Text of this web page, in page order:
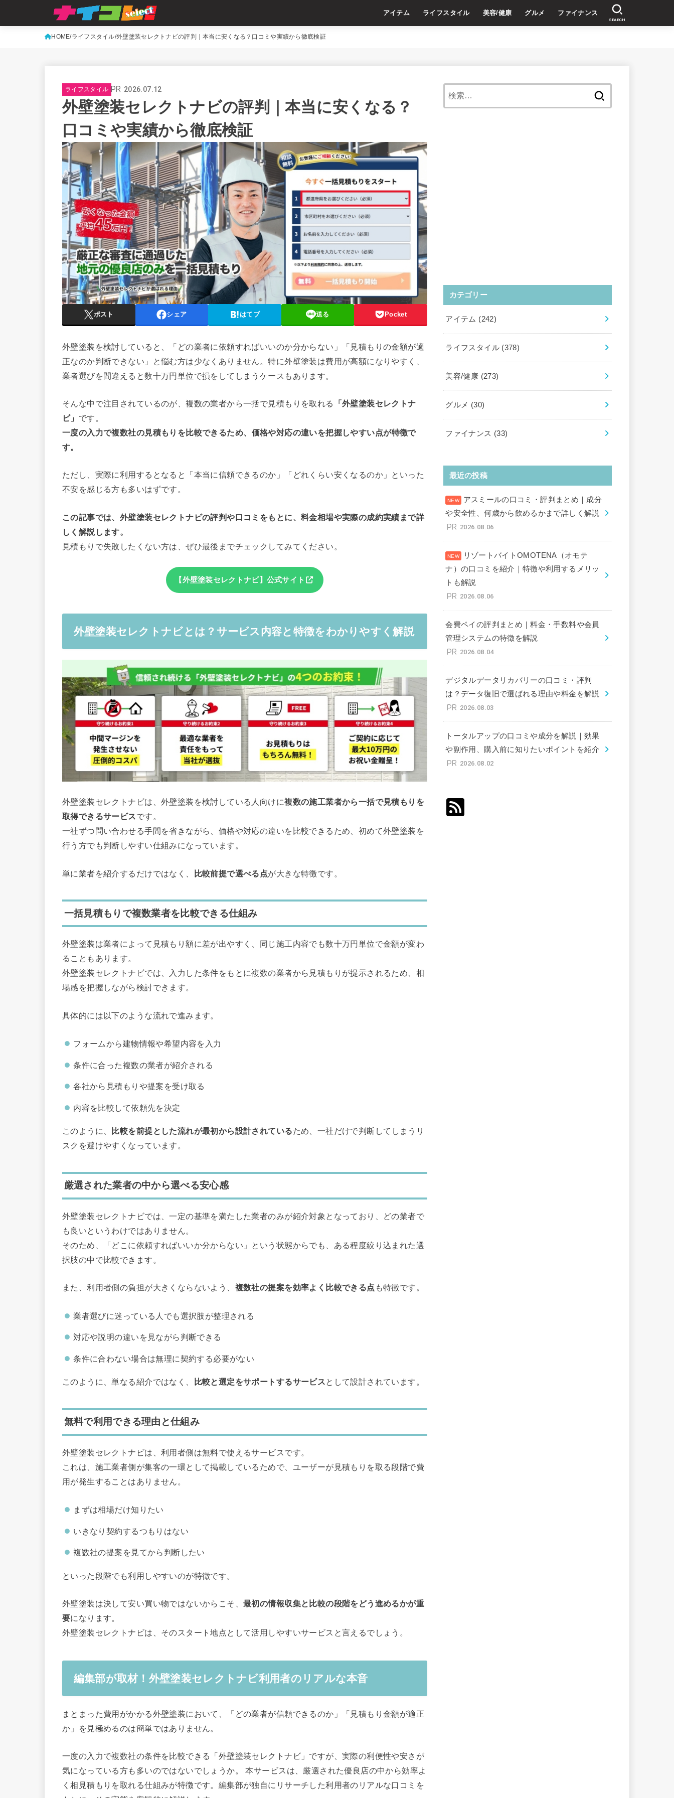
アイテム ライフスタイル 美容/健康 グルメ ファイナンス
SEARCH
HOME ライフスタイル 外壁塗装セレクトナビの評判｜本当に安くなる？口コミや実績から徹底検証
ライフスタイル 2026.07.12
外壁塗装セレクトナビの評判｜本当に安くなる？
口コミや実績から徹底検証
ポスト シェア はてブ 送る Pocket
外壁塗装を検討していると、「どの業者に依頼すればいいのか分からない」「見積もりの金額が適
正なのか判断できない」と悩む方は少なくありません。特に外壁塗装は費用が高額になりやすく、
業者選びを間違えると数十万円単位で損をしてしまうケースもあります。
そんな中で注目されているのが、複数の業者から一括で見積もりを取れる
「外壁塗装セレクトナ
ビ」 です。
一度の入力で複数社の見積もりを比較できるため、 価格や対応の違いを把握しやすい点が特徴で
す。
ただし、実際に利用するとなると「本当に信頼できるのか」「どれくらい安くなるのか」といった
不安を感じる方も多いはずです。
この記事では、外壁塗装セレクトナビの評判や口コミをもとに、料金相場や実際の成約実績まで詳
しく解説します。
見積もりで失敗したくない方は、ぜひ最後までチェックしてみてください。
【外壁塗装セレクトナビ】公式サイト
外壁塗装セレクトナビとは？サービス内容と特徴をわかりやすく解説
外壁塗装セレクトナビは、外壁塗装を検討している人向けに複数の施工業者から一括で見積もりを
取得できるサービスです。
一社ずつ問い合わせる手間を省きながら、価格や対応の違いを比較できるため、初めて外壁塗装を
行う方でも判断しやすい仕組みになっています。
単に業者を紹介するだけではなく、 比較前提で選べる点が大きな特徴です。
一括見積もりで複数業者を比較できる仕組み
外壁塗装は業者によって見積もり額に差が出やすく、同じ施工内容でも数十万円単位で金額が変わ
ることもあります。
外壁塗装セレクトナビでは、入力した条件をもとに複数の業者から見積もりが提示されるため、相
場感を把握しながら検討できます。
具体的には以下のような流れで進みます。
フォームから建物情報や希望内容を入力
条件に合った複数の業者が紹介される
各社から見積もりや提案を受け取る
内容を比較して依頼先を決定
このように、 比較を前提とした流れが最初から設計されているため、一社だけで判断してしまうリ
スクを避けやすくなっています。
厳選された業者の中から選べる安心感
外壁塗装セレクトナビでは、一定の基準を満たした業者のみが紹介対象となっており、どの業者で
も良いというわけではありません。
そのため、「どこに依頼すればいいか分からない」という状態からでも、ある程度絞り込まれた選
択肢の中で比較できます。
また、利用者側の負担が大きくならないよう、 複数社の提案を効率よく比較できる点 も特徴です。
業者選びに迷っている人でも選択肢が整理される
対応や説明の違いを見ながら判断できる
条件に合わない場合は無理に契約する必要がない
このように、単なる紹介ではなく、 比較と選定をサポートするサービスとして設計されています。
無料で利用できる理由と仕組み
外壁塗装セレクトナビは、利用者側は無料で使えるサービスです。
これは、施工業者側が集客の一環として掲載しているためで、ユーザーが見積もりを取る段階で費
用が発生することはありません。
まずは相場だけ知りたい
いきなり契約するつもりはない
複数社の提案を見てから判断したい
といった段階でも利用しやすいのが特徴です。
外壁塗装は決して安い買い物ではないからこそ、最初の情報収集と比較の段階をどう進めるかが重
要になります。
外壁塗装セレクトナビは、そのスタート地点として活用しやすいサービスと言えるでしょう。
編集部が取材！外壁塗装セレクトナビ利用者のリアルな本音
まとまった費用がかかる外壁塗装において、「どの業者が信頼できるのか」「見積もり金額が適正
か」を見極めるのは簡単ではありません。
一度の入力で複数社の条件を比較できる「外壁塗装セレクトナビ」ですが、実際の利便性や安さが
気になっている方も多いのではないでしょうか。 本サービスは、厳選された優良店の中から効率よ
く相見積もりを取れる仕組みが特徴です。編集部が独自にリサーチした利用者のリアルな口コミを
カテゴリー
アイテム (242)
ライフスタイル (378)
美容/健康 (273)
グルメ (30)
ファイナンス (33)
最近の投稿
アスミールの口コミ・評判まとめ｜成分
や安全性、何歳から飲めるかまで詳しく解説
2026.08.06
リゾートバイトOMOTENA（オモテ
ナ）の口コミを紹介｜特徴や利用するメリッ
トも解説
2026.08.06
会費ペイの評判まとめ｜料金・手数料や会員
管理システムの特徴を解説
2026.08.04
デジタルデータリカバリーの口コミ・評判
は？データ復旧で選ばれる理由や料金を解説
2026.08.03
トータルアップの口コミや成分を解説｜効果
や副作用、購入前に知りたいポイントを紹介
2026.08.02